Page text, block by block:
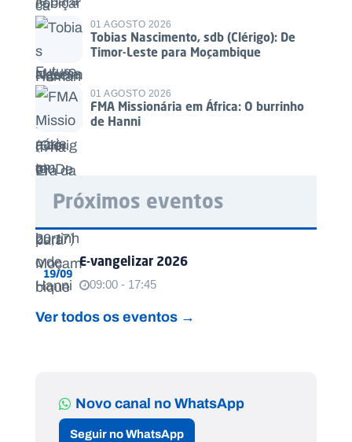
01 AGOSTO 2026
Tobias Nascimento, sdb (Clérigo): De
Timor-Leste para Moçambique
01 AGOSTO 2026
FMA Missionária em África: O burrinho
de Hanni
Próximos eventos
19/09
E-vangelizar 2026
09:00 - 17:45
Ver todos os eventos →
Novo canal no WhatsApp
Seguir no WhatsApp